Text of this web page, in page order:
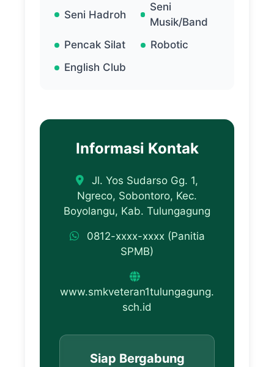
Seni Hadroh
Seni
Musik/Band
Pencak Silat
Robotic
English Club
Informasi Kontak
Jl. Yos Sudarso Gg. 1,
Ngreco, Sobontoro, Kec.
Boyolangu, Kab. Tulungagung
0812-xxxx-xxxx (Panitia
SPMB)
www.smkveteran1tulungagung.
sch.id
Siap Bergabung